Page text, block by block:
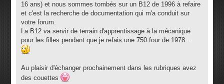
16 ans) et nous sommes tombés sur un B12 de 1996 à refaire
et c'est la recherche de documentation qui m'a conduit sur
votre forum.
La B12 va servir de terrain d'apprentissage à la mécanique
pour les filles pendant que je refais une 750 four de 1978...
Au plaisir d'échanger prochainement dans les rubriques avez
des couettes